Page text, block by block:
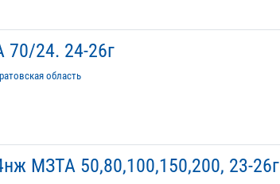
70/24. 24-26г
область
МЗТА 50,80,100,150,200, 23-26г